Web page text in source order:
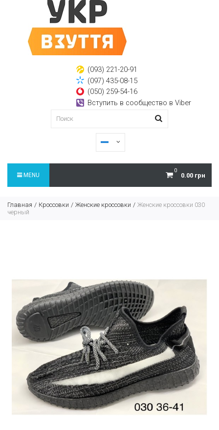
(093) 221-20-91
(097) 435-08-15
(050) 259-54-16
Вступить в сообщество в Viber
0
0.00 грн
MENU
Главная Кроссовки Женские кроссовки
Женские кроссовки 030
черный